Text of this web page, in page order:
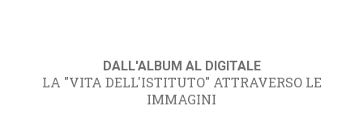
DALL'ALBUM AL DIGITALE
LA "VITA DELL'ISTITUTO" ATTRAVERSO LE
IMMAGINI